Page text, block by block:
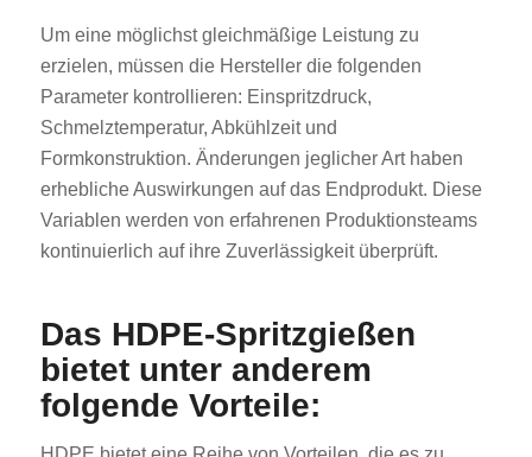
Um eine möglichst gleichmäßige Leistung zu
erzielen, müssen die Hersteller die folgenden
Parameter kontrollieren: Einspritzdruck,
Schmelztemperatur, Abkühlzeit und
Formkonstruktion. Änderungen jeglicher Art haben
erhebliche Auswirkungen auf das Endprodukt. Diese
Variablen werden von erfahrenen Produktionsteams
kontinuierlich auf ihre Zuverlässigkeit überprüft.
Das HDPE-Spritzgießen
bietet unter anderem
folgende Vorteile: